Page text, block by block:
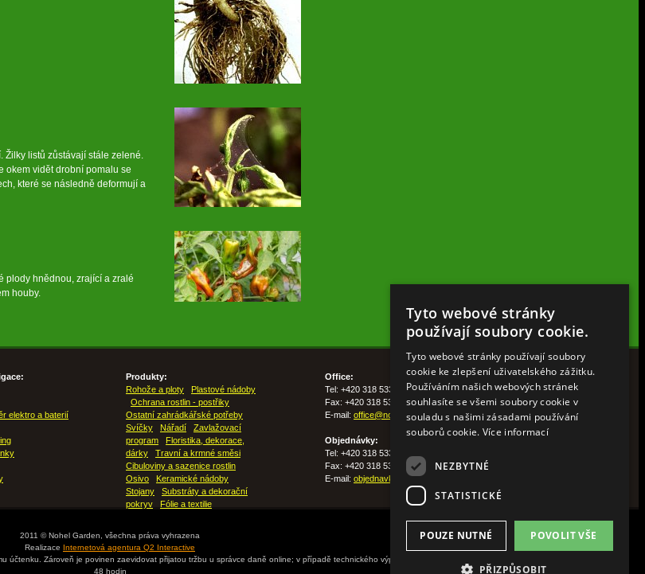
Žilky listů zůstávají stále zelené.
okem vidět drobní pomalu se
které se následně deformují a
plody hnědnou, zrající a zralé
houby.
elektro a baterií
Produkty:
Rohože a ploty
Plastové nádoby
Ochrana rostlin - postřiky
Ostatní zahrádkářské potřeby
Svíčky
Nářadí
Zavlažovací
program
Floristika, dekorace,
dárky
Travní a krmné směsi
Cibuloviny a sazenice rostlin
Osivo
Keramické nádoby
Stojany
Substráty a dekorační
pokryv
Fólie a textilie
Office:
Tel: +420 318 533 511
Fax: +420 318 533 513
E-mail: office@nohelgarden.cz
Objednávky:
Tel: +420 318 533 533
Fax: +420 318 533 538
E-mail: objednavky@nohelgarden.cz
2011 © Nohel Garden, všechna práva vyhrazena
Realizace Internetová agentura Q2 Interactive
účtenku. Zároveň je povinen zaevidovat přijatou tržbu u správce daně online; v případě technického výpadku pak nejpozději do
48 hodin
Tyto webové stránky
používají soubory cookie.
Tyto webové stránky používají soubory
cookie ke zlepšení uživatelského zážitku.
Používáním našich webových stránek
souhlasíte se všemi soubory cookie v
souladu s našimi zásadami používání
souborů cookie. Více informací
NEZBYTNÉ
STATISTICKÉ
POVOLIT VŠE
POUZE NUTNÉ
PŘIZPŮSOBIT